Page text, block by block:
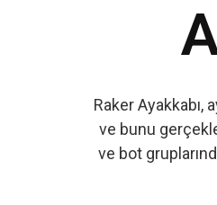
Raker Ayakkabı,
ve bunu
ve bot